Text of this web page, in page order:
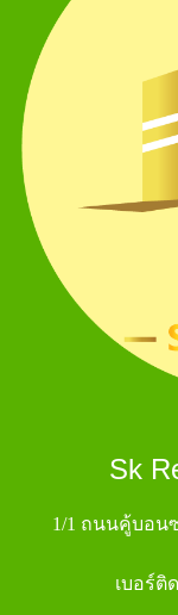
Sk
1/1 ถนนคู้บอน
เบอร์ติ